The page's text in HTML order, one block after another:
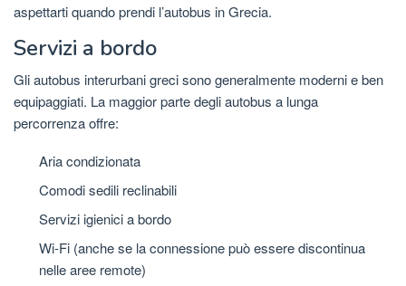
aspettarti quando prendi l’autobus in Grecia.
Servizi a bordo
Gli autobus interurbani greci sono generalmente moderni e ben
equipaggiati. La maggior parte degli autobus a lunga
percorrenza offre:
Aria condizionata
Comodi sedili reclinabili
Servizi igienici a bordo
Wi-Fi (anche se la connessione può essere discontinua
nelle aree remote)